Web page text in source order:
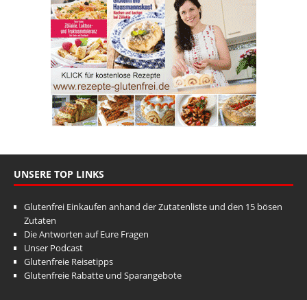
UNSERE TOP LINKS
Glutenfrei Einkaufen anhand der Zutatenliste und den 15 bösen
Zutaten
Die Antworten auf Eure Fragen
Unser Podcast
Glutenfreie Reisetipps
Glutenfreie Rabatte und Sparangebote